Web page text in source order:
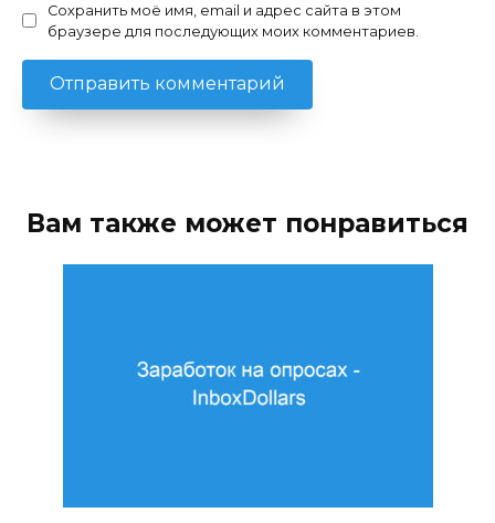
Сохранить моё имя, email и адрес сайта в этом
браузере для последующих моих комментариев.
Вам также может понравиться